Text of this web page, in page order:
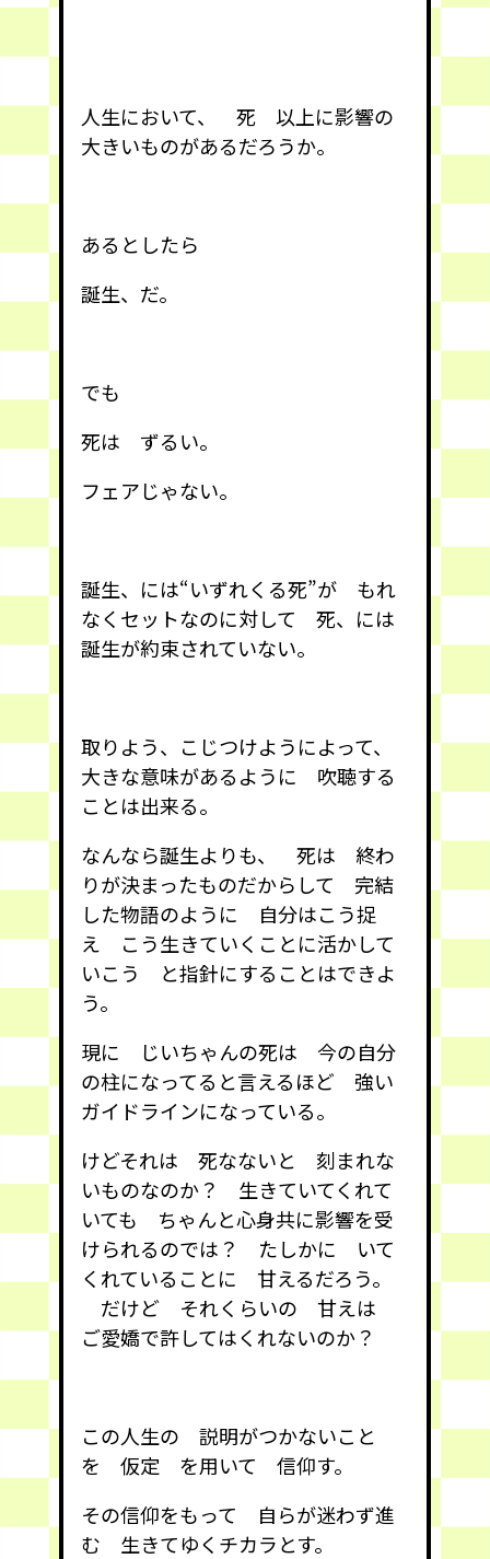
人生において、 死 以上に影響の
大きいものがあるだろうか。
あるとしたら
誕生、だ。
でも
死は ずるい。
フェアじゃない。
誕生、には“いずれくる死”が もれ
なくセットなのに対して 死、には
誕生が約束されていない。
取りよう、こじつけようによって、
大きな意味があるように 吹聴する
ことは出来る。
なんなら誕生よりも、 死は 終わ
りが決まったものだからして 完結
した物語のように 自分はこう捉
え こう生きていくことに活かして
いこう と指針にすることはできよ
う。
現に じいちゃんの死は 今の自分
の柱になってると言えるほど 強い
ガイドラインになっている。
けどそれは 死なないと 刻まれな
いものなのか？ 生きていてくれて
いても ちゃんと心身共に影響を受
けられるのでは？ たしかに いて
くれていることに 甘えるだろう。
だけど それくらいの 甘えは
ご愛嬌で許してはくれないのか？
この人生の 説明がつかないこと
を 仮定 を用いて 信仰す。
その信仰をもって 自らが迷わず進
む 生きてゆくチカラとす。